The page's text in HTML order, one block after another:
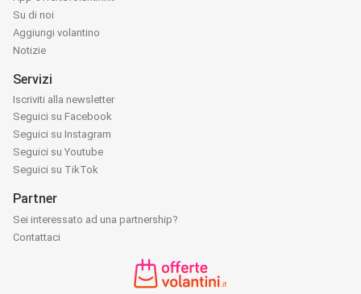
Su di noi
Aggiungi volantino
Notizie
Servizi
Iscriviti alla newsletter
Seguici su Facebook
Seguici su Instagram
Seguici su Youtube
Seguici su TikTok
Partner
Sei interessato ad una partnership?
Contattaci